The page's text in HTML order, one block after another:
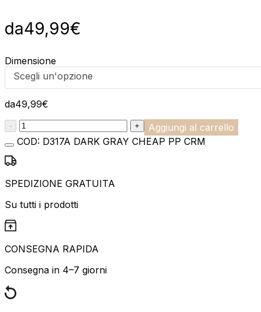
da49,99€
Dimensione
Scegli un'opzione
da49,99€
:product_name quantity
- +
Aggiungi al carrello
COD: D317A DARK GRAY CHEAP PP CRM
SPEDIZIONE GRATUITA
Su tutti i prodotti
CONSEGNA RAPIDA
Consegna in 4–7 giorni